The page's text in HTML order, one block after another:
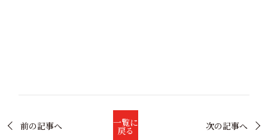
前の記事へ 一覧に
戻る 次の記事へ